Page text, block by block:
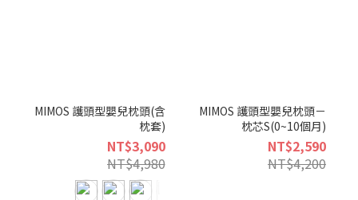
MIMOS 護頭型嬰兒枕頭(含
枕套)
NT$3,090
NT$4,980
MIMOS 護頭型嬰兒枕頭－
枕芯S(0~10個月)
NT$2,590
NT$4,200